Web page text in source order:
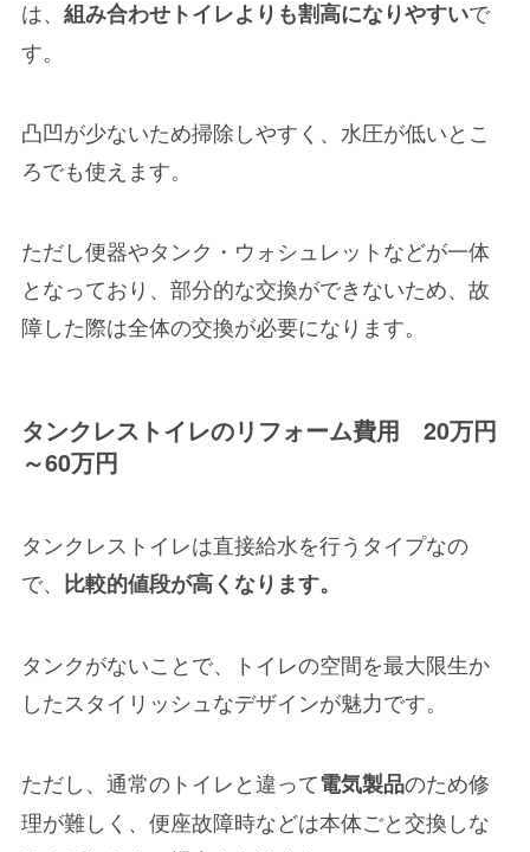
は、 組み合わせトイレよりも割高になりやすいで
す。
凸凹が少ないため掃除しやすく、水圧が低いとこ
ろでも使えます。
ただし便器やタンク・ウォシュレットなどが一体
となっており、部分的な交換ができないため、 故
障した際は全体の交換が必要になります。
タンクレストイレのリフォーム費用 20万円
～60万円
タンクレストイレは直接給水を行うタイプなの
で、 比較的値段が高くなります。
タンクがないことで、トイレの空間を最大限生か
したスタイリッシュなデザインが魅力です。
ただし、通常のトイレと違って電気製品のため修
理が難しく、 便座故障時などは本体ごと交換しな